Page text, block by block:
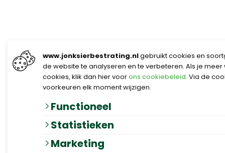
www.jonksierbestrating.nlgebruikt cookies en
de website te analyseren en te verbeteren. Als je
cookies, klik dan hier voorons cookiebeleid. Via de
voorkeuren elk moment wijzigen.
Functioneel
Statistieken
Marketing